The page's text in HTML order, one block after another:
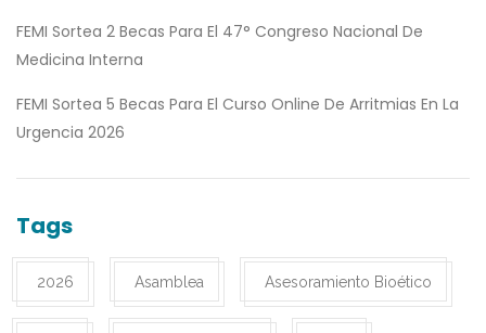
FEMI Sortea 2 Becas Para El 47° Congreso Nacional De
Medicina Interna
FEMI Sortea 5 Becas Para El Curso Online De Arritmias En La
Urgencia 2026
Tags
2026 Asamblea Asesoramiento Bioético